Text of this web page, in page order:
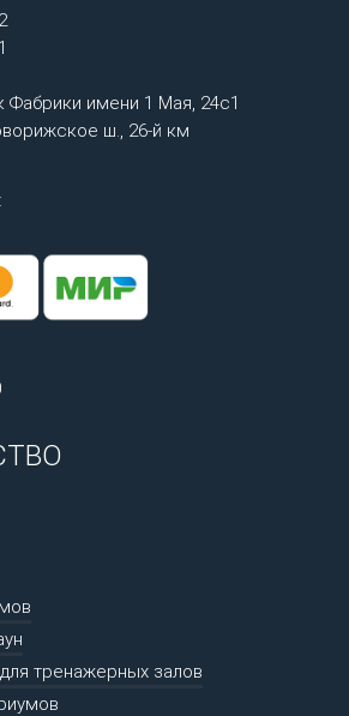
Фабрики имени 1 Мая, 24с1
ш., 26-й км
тренажерных залов